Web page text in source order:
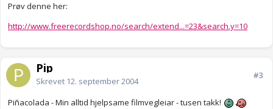
Prøv denne her:
http://www.freerecordshop.no/search/extend...=23&search.y=10
Pip
Skrevet 12. september 2004
#3
Piñacolada - Min alltid hjelpsame filmvegleiar - tusen takk!